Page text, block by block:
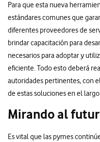
Para que esta nueva
estándares comunes que
diferentes proveedores de
brindar capacitación para
necesarios para adoptar y
eficiente. Todo esto deberá
autoridades pertinentes, con
de estas soluciones en el
Mirando al
Es vital que las pymes